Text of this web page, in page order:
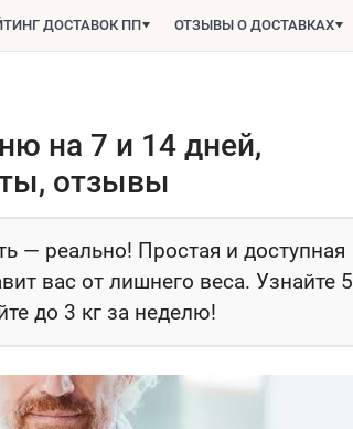
ДОСТАВОК ПП ОТЗЫВЫ О ДОСТАВКАХ
на 7 и 14 дней,
отзывы
— реально! Простая и доступная
вас от лишнего веса. Узнайте 5
до 3 кг за неделю!